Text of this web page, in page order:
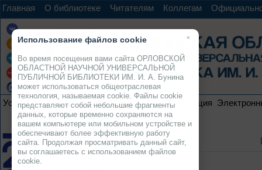
Главная О библиотеке Читателям Коллегам
Услуги Ресурсы Проекты Электронная коллекция
×
Использование файлов cookie
Во время посещения вами сайта ОРЛОВСКОЙ
ОБЛАСТНОЙ НАУЧНОЙ УНИВЕРСАЛЬНОЙ
ПУБЛИЧНОЙ БИБЛИОТЕКИ ИМ. И. А. Бунина
может использоваться общеотраслевая
технология, называемая cookie. Файлы cookie
представляют собой небольшие фрагменты
данных, которые временно сохраняются на
вашем компьютере или мобильном устройстве и
обеспечивают более эффективную работу
сайта. Продолжая просматривать данный сайт,
вы соглашаетесь с использованием файлов
cookie.